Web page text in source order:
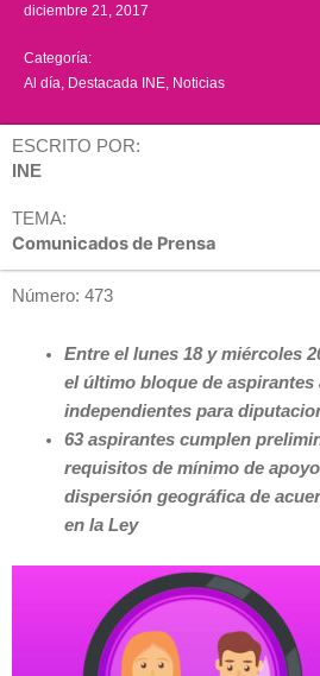
diciembre 21, 2017
Categoría:
Al día Destacada INE Noticias
ESCRITO POR:
INE
TEMA:
Comunicados de Prensa
Número: 473
Entre el lunes 18 y miércoles
el último bloque de aspirantes
independientes para
63 aspirantes cumplen
requisitos de mínimo de
dispersión geográfica de
en la Ley